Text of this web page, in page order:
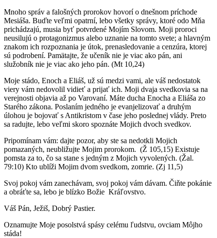
Mnoho správ a falošných prorokov hovorí o dnešnom príchode
Mesiáša. Buďte veľmi opatrní, lebo všetky správy, ktoré odo Mňa
prichádzajú, musia byť potvrdené Mojím Slovom. Moji proroci
neusilujú o protagonizmus alebo uznanie na tomto svete; a hlavným
znakom ich rozpoznania je útok, prenasledovanie a cenzúra, ktorej
sú podrobení. Pamätajte, že učeník nie je viac ako pán, ani
služobník nie je viac ako jeho pán. (Mt 10,24)
Moje stádo, Enoch a Eliáš, už sú medzi vami, ale váš nedostatok
viery vám nedovolil vidieť a prijať ich. Moji dvaja svedkovia sa na
verejnosti objavia až po Varovaní. Máte ducha Enocha a Eliáša zo
Starého zákona. Poslaním jedného je evanjelizovať a druhým
úlohou je bojovať s Antikristom v čase jeho poslednej vlády. Preto
sa radujte, lebo veľmi skoro spoznáte Mojich dvoch svedkov.
Pripomínam vám: dajte pozor, aby ste sa nedotkli Mojich
pomazaných, neubližujte Mojim prorokom. (Ž 105,15) Existuje
pomsta za to, čo sa stane s jedným z Mojich vyvolených. (Žal.
79:10) Kto ublíži Mojim dvom svedkom, zomrie. (Zj 11,5)
Svoj pokoj vám zanechávam, svoj pokoj vám dávam. Čiňte pokánie
a obráťte sa, lebo je blízko Božie Kráľovstvo.
Váš Pán, Ježiš, Dobrý Pastier.
Oznamujte Moje posolstvá spásy celému ľudstvu, ovciam Môjho
stáda!